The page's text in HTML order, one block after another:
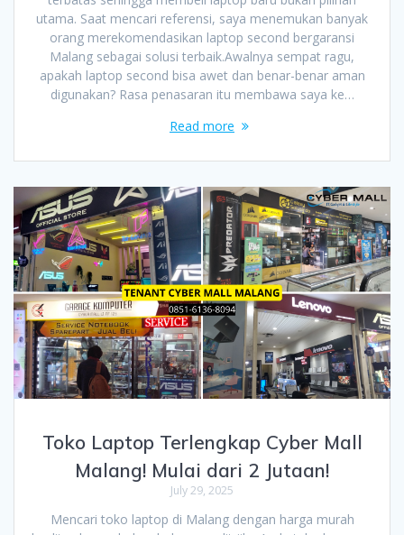
utama. Saat mencari referensi, saya menemukan banyak
orang merekomendasikan laptop second bergaransi
Malang sebagai solusi terbaik.Awalnya sempat ragu,
apakah laptop second bisa awet dan benar-benar aman
digunakan? Rasa penasaran itu membawa saya ke…
Read more
Toko Laptop Terlengkap Cyber Mall
Malang! Mulai dari 2 Jutaan!
July 29, 2025
Mencari toko laptop di Malang dengan harga murah